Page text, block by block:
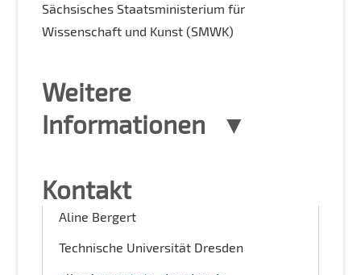
Sächsisches Staatsministerium für
Wissenschaft und Kunst (SMWK)
Weitere
Informationen
Kontakt
Aline Bergert
Technische Universität Dresden